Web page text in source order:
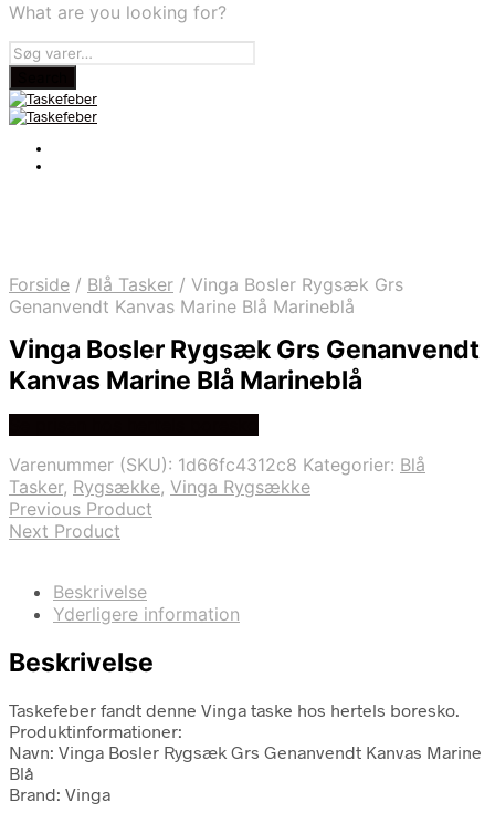
What are you looking for?
Forside / Blå Tasker / Vinga Bosler Rygsæk Grs
Genanvendt Kanvas Marine Blå Marineblå
Vinga Bosler Rygsæk Grs Genanvendt
Kanvas Marine Blå Marineblå
Varenummer (SKU): 1d66fc4312c8 Kategorier: Blå
Tasker, Rygsække, Vinga Rygsække
Previous Product
Next Product
Beskrivelse
Yderligere information
Beskrivelse
Taskefeber fandt denne Vinga taske hos hertels boresko.
Produktinformationer:
Navn: Vinga Bosler Rygsæk Grs Genanvendt Kanvas Marine
Blå
Brand: Vinga